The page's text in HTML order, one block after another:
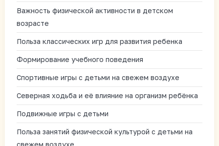
Важность физической активности в детском
возрасте
Польза классических игр для развития ребенка
Формирование учебного поведения
Спортивные игры с детьми на свежем воздухе
Северная ходьба и её влияние на организм ребёнка
Подвижные игры с детьми
Польза занятий физической культурой с детьми на
свежем воздухе